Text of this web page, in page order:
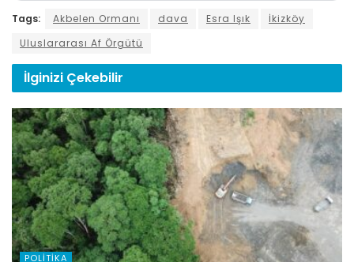
Tags: Akbelen Ormanı dava Esra Işık
İkizköy
Uluslararası Af Örgütü
İlginizi Çekebilir
POLITIKA